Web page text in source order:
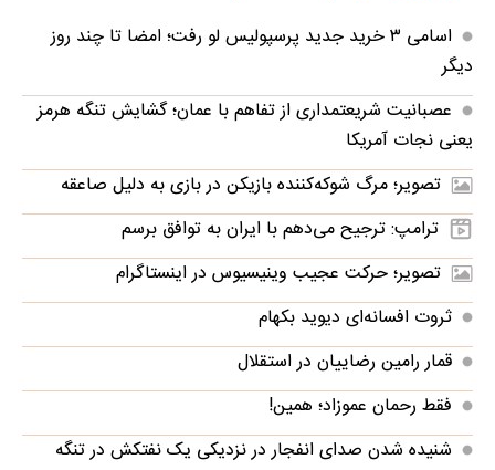
اسامی ۳ خرید جدید پرسپولیس لو رفت؛ امضا تا چند روز
دیگر
عصبانیت شریعتمداری از تفاهم با عمان؛ گشایش تنگه هرمز
یعنی نجات آمریکا
تصویر؛ مرگ شوکه‌کننده بازیکن در بازی به دلیل صاعقه
ترامپ: ترجیح می‌دهم با ایران به توافق برسم
تصویر؛ حرکت عجیب وینیسیوس در اینستاگرام
ثروت افسانه‌‌ای دیوید بکهام
قمار رامین رضاییان در استقلال
فقط رحمان عموزاد؛ همین!
شنیده شدن صدای انفجار در نزدیکی یک نفتکش در تنگه